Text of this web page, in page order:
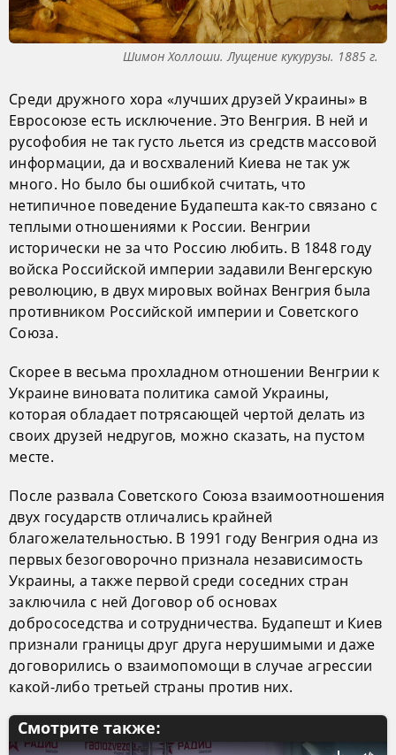
Шимон Холлоши. Лущение кукурузы. 1885 г.
Среди дружного хора «лучших друзей Украины» в
Евросоюзе есть исключение. Это Венгрия. В ней и
русофобия не так густо льется из средств массовой
информации, да и восхвалений Киева не так уж
много. Но было бы ошибкой считать, что
нетипичное поведение Будапешта как-то связано с
теплыми отношениями к России. Венгрии
исторически не за что Россию любить. В 1848 году
войска Российской империи задавили Венгерскую
революцию, в двух мировых войнах Венгрия была
противником Российской империи и Советского
Союза.
Скорее в весьма прохладном отношении Венгрии к
Украине виновата политика самой Украины,
которая обладает потрясающей чертой делать из
своих друзей недругов, можно сказать, на пустом
месте.
После развала Советского Союза взаимоотношения
двух государств отличались крайней
благожелательностью. В 1991 году Венгрия одна из
первых безоговорочно признала независимость
Украины, а также первой среди соседних стран
заключила с ней Договор об основах
добрососедства и сотрудничества. Будапешт и Киев
признали границы друг друга нерушимыми и даже
договорились о взаимопомощи в случае агрессии
какой-либо третьей страны против них.
Смотрите также: